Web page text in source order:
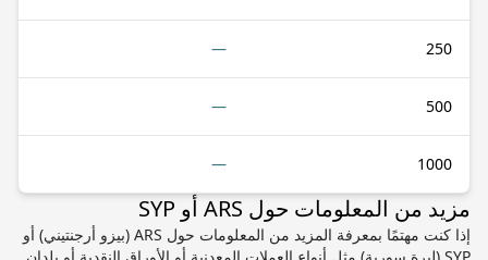
250
—
500
—
1000
—
مزيد من المعلومات حول ARS أو SYP
إذا كنت مهتمًا بمعرفة المزيد من المعلومات حول ARS (بيزو أرجنتيني) أو